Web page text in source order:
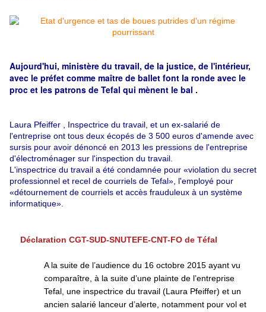
Aujourd'hui, ministère du travail, de la justice, de l'intérieur,
avec le préfet comme maître de ballet font la ronde avec le
proc et les patrons de Tefal qui mènent le bal .
Laura Pfeiffer , Inspectrice du travail, et un ex-salarié de
l'entreprise ont tous deux écopés de 3 500 euros d'amende avec
sursis pour avoir dénoncé en 2013 les pressions de l'entreprise
d'électroménager sur l'inspection du travail.
L'inspectrice du travail a été condamnée pour «violation du secret
professionnel et recel de courriels de Tefal», l'employé pour
«détournement de courriels et accès frauduleux à un système
informatique».
Déclaration CGT-SUD-SNUTEFE-CNT-FO de Téfal
A la suite de l’audience du 16 octobre 2015 ayant vu
comparaître, à la suite d’une plainte de l’entreprise
Tefal, une inspectrice du travail (Laura Pfeiffer) et un
ancien salarié lanceur d’alerte, notamment pour vol et